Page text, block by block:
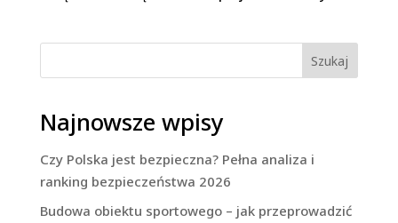
Szukaj
Najnowsze wpisy
Czy Polska jest bezpieczna? Pełna analiza i
ranking bezpieczeństwa 2026
Budowa obiektu sportowego – jak przeprowadzić